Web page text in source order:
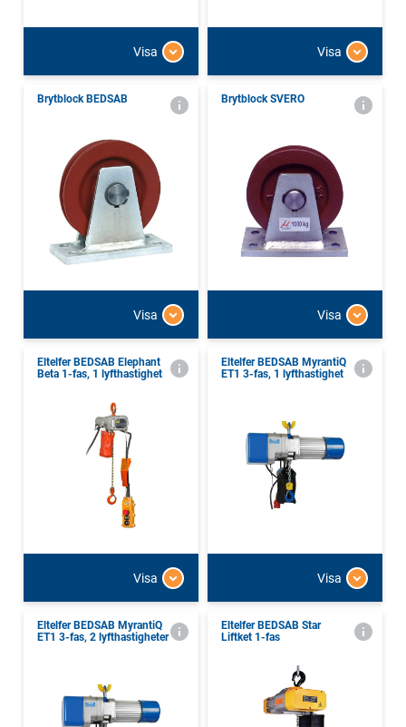
Visa Visa
Brytblock BEDSAB
Visa
Brytblock SVERO
Visa
Eltelfer BEDSAB Elephant
Beta 1-fas, 1 lyfthastighet
Visa
Eltelfer BEDSAB MyrantiQ
ET1 3-fas, 1 lyfthastighet
Visa
Eltelfer BEDSAB MyrantiQ
ET1 3-fas, 2 lyfthastigheter
Eltelfer BEDSAB Star
Liftket 1-fas